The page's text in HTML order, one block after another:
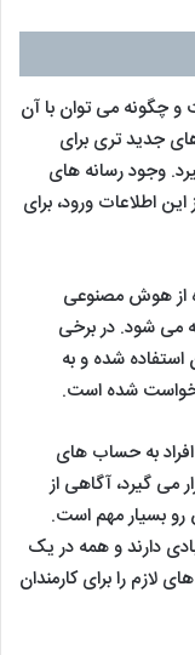
و چگونه می توان با آن
های جدید تری برای
وجود رسانه های
اطلاعات ورود، برای
از هوش مصنوعی
می شود. در برخی
شده و به
شده است.
افراد به حساب های
می گیرد، آگاهی از
رو بسیار مهم است.
دارند و همه در یک
لازم را برای کارمندان